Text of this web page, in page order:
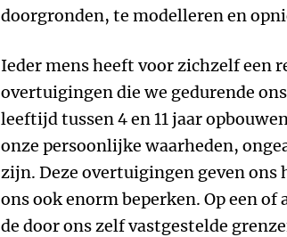
doorgronden, te modelleren en
Ieder mens heeft voor zichzelf een
overtuigingen die we gedurende
leeftijd tussen 4 en 11 jaar
onze persoonlijke waarheden,
zijn. Deze overtuigingen geven ons
ons ook enorm beperken. Op een
de door ons zelf vastgestelde